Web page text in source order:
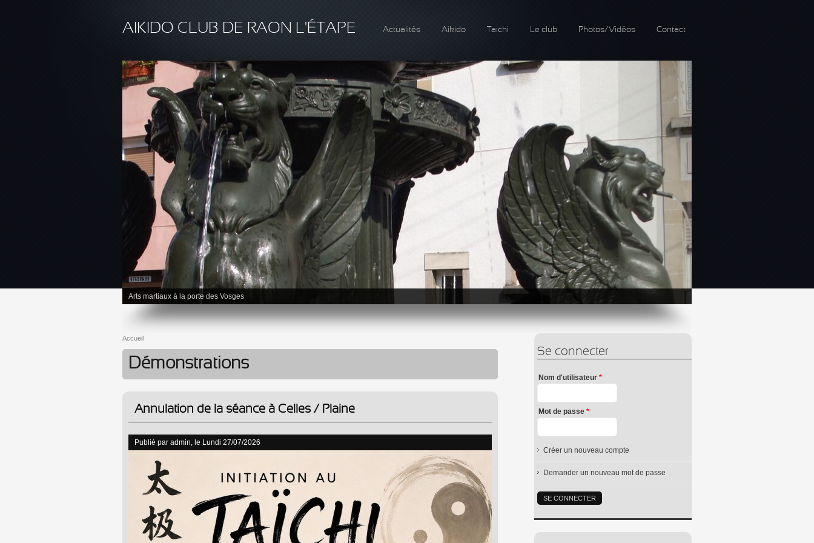
AIKIDO CLUB DE RAON L'ÉTAPE Actualités Aikido Taichi Le club Photos/Vidéos Contact
Aikido
Vous êtes ici
Accueil
Démonstrations
Annulation de la séance à Celles / Plaine
Publié par admin, le Lundi 27/07/2026
Se connecter
Nom d'utilisateur *
Mot de passe *
Créer un nouveau compte
Demander un nouveau mot de passe